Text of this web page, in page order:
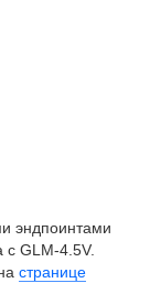
эндпоинтами
с GLM-4.5V.
странице